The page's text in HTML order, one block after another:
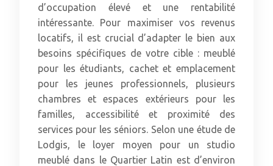
d’occupation élevé et une rentabilité
intéressante. Pour maximiser vos revenus
locatifs, il est crucial d’adapter le bien aux
besoins spécifiques de votre cible : meublé
pour les étudiants, cachet et emplacement
pour les jeunes professionnels, plusieurs
chambres et espaces extérieurs pour les
familles, accessibilité et proximité des
services pour les séniors. Selon une étude de
Lodgis, le loyer moyen pour un studio
meublé dans le Quartier Latin est d’environ